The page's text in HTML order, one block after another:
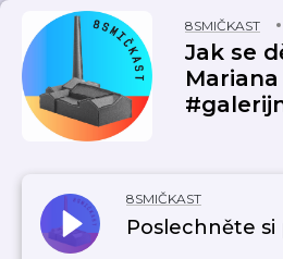
8SMIČKAST
Jak se
8SMIČKAST
Poslechněte si